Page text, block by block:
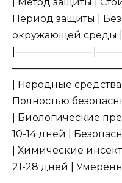
| Метод защиты |
Период защиты |
окружающей среды |
| Народные
Полностью
| Биологические
10-14 дней |
| Химические
21-28 дней |